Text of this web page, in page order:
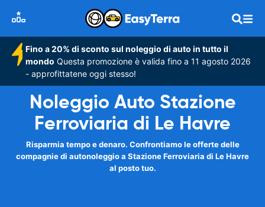
Fino a 20% di sconto sul noleggio di auto in tutto il
mondo Questa promozione è valida fino a 11 agosto 2026
- approfittatene oggi stesso!
Noleggio Auto Stazione
Ferroviaria di Le Havre
Risparmia tempo e denaro. Confrontiamo le offerte delle
compagnie di autonoleggio a Stazione Ferroviaria di Le Havre
al posto tuo.